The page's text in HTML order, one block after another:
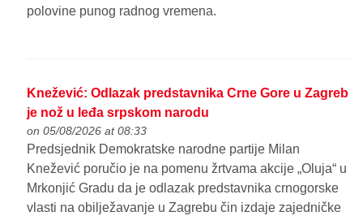
polovine punog radnog vremena.
Knežević: Odlazak predstavnika Crne Gore u Zagreb
je nož u leđa srpskom narodu
on 05/08/2026 at 08:33
Predsjednik Demokratske narodne partije Milan
Knežević poručio je na pomenu žrtvama akcije „Oluja“ u
Mrkonjić Gradu da je odlazak predstavnika crnogorske
vlasti na obilježavanje u Zagrebu čin izdaje zajedničke